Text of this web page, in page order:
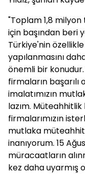
"Toplam 1,8
için başından beri
Türkiye'nin
yapılanmasını
önemli bir
firmaların başarılı
imalatımızın
lazım.
firmalarımızın
mutlaka
inanıyorum. 15
müracaatların
kez daha uyarmış